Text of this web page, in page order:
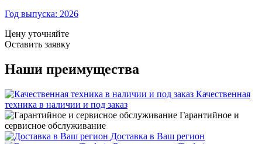
Год выпуска: 2026
Цену уточняйте
Оставить заявку
Наши преимущества
Качественная
техника в наличии и под заказ
Гарантийное и
сервисное обслуживание
Доставка в Ваш регион